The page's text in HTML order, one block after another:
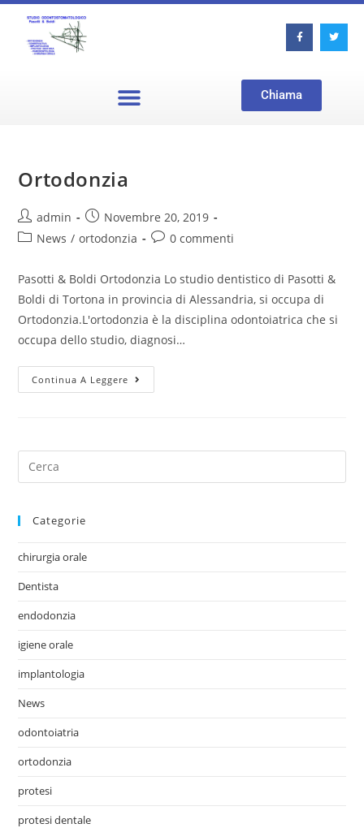
Chiama
Ortodonzia
admin
Novembre 20, 2019
News / ortodonzia 0 commenti
Pasotti & Boldi Ortodonzia Lo studio dentistico di Pasotti &
Boldi di Tortona in provincia di Alessandria, si occupa di
Ortodonzia.L'ortodonzia è la disciplina odontoiatrica che si
occupa dello studio, diagnosi…
Continua A Leggere
Categorie
chirurgia orale
Dentista
endodonzia
igiene orale
implantologia
News
odontoiatria
ortodonzia
protesi
protesi dentale